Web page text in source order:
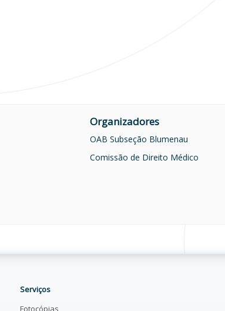
Organizadores
OAB Subseção Blumenau
Comissão de Direito Médico
Serviços
Fotocópias